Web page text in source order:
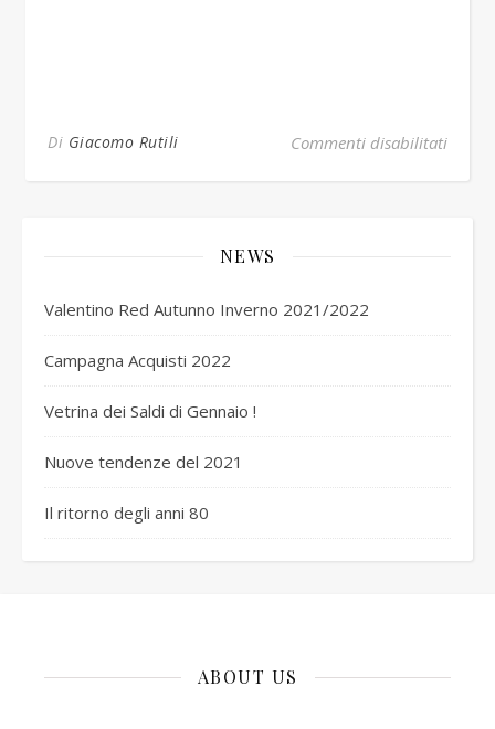
Di Giacomo Rutili Commenti disabilitatisu
NEWS
Valentino Red Autunno Inverno 2021/2022
Campagna Acquisti 2022
Vetrina dei Saldi di Gennaio !
Nuove tendenze del 2021
Il ritorno degli anni 80
ABOUT US